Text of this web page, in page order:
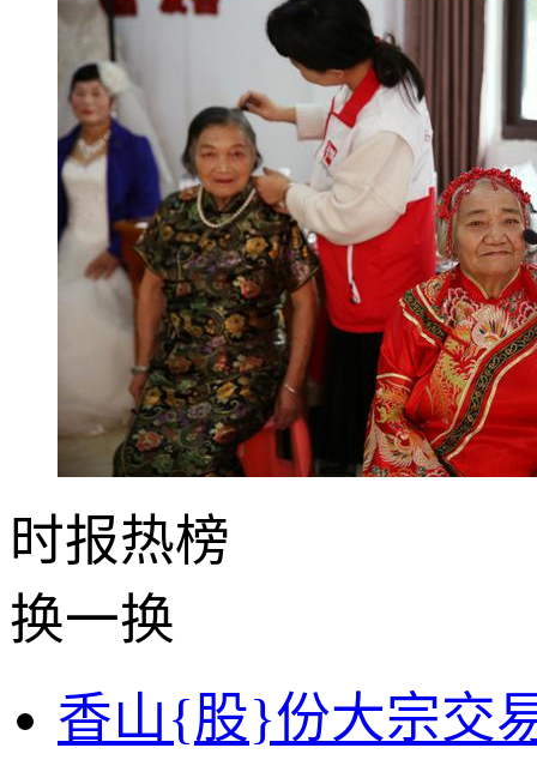
时报热榜
换一换
香山{股}份大宗交